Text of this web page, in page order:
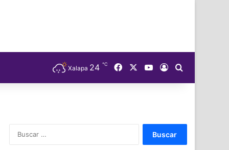
Xalapa 24 ℃ FacebookYouTube
Acceso